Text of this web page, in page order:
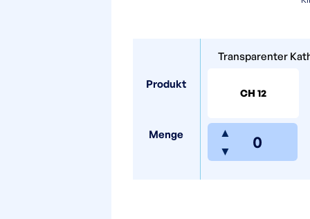
Produkt
Menge
Transparenter
CH 12
▲
▼